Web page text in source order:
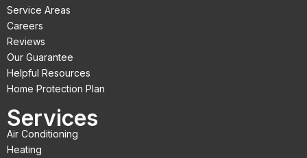
b
o
o
k
Service Areas
Careers
Reviews
Our Guarantee
Helpful Resources
Home Protection Plan
Services
Air Conditioning
Heating